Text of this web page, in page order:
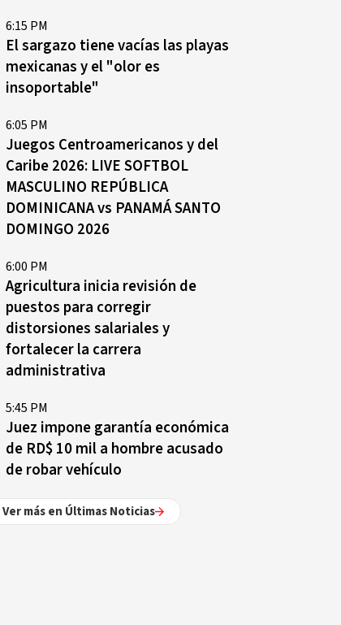
donde República Dominicana se posiciona como destino
Royal Sugar propuso un cambio de paradigma: el pastel
la protagoniza.
6:15 PM
El sargazo tiene vacías las playas
mexicanas y el "olor es
insoportable"
6:05 PM
Juegos Centroamericanos y del
Caribe 2026: LIVE SOFTBOL
MASCULINO REPÚBLICA
DOMINICANA vs PANAMÁ SANTO
DOMINGO 2026
6:00 PM
Agricultura inicia revisión de
puestos para corregir
distorsiones salariales y
fortalecer la carrera
administrativa
5:45 PM
Juez impone garantía económica
de RD$ 10 mil a hombre acusado
de robar vehículo
Ver más en Últimas Noticias